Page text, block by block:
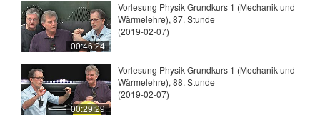
00:46:24
Vorlesung Physik Grundkurs 1 (Mechanik und
Wärmelehre), 87. Stunde
(2019-02-07)
00:29:29
Vorlesung Physik Grundkurs 1 (Mechanik und
Wärmelehre), 88. Stunde
(2019-02-07)